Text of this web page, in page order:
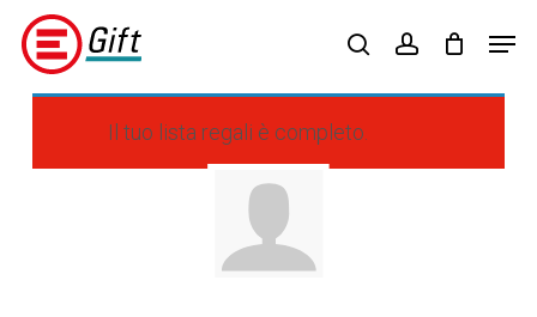
Skip
main
content
searchaccount
Il tuo lista regali è completo.